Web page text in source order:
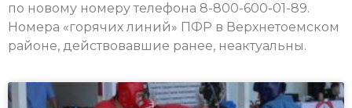
по новому номеру телефона 8-800-600-01-89.
Номера «горячих линий» ПФР в Верхнетоемском
районе, действовавшие ранее, неактуальны.